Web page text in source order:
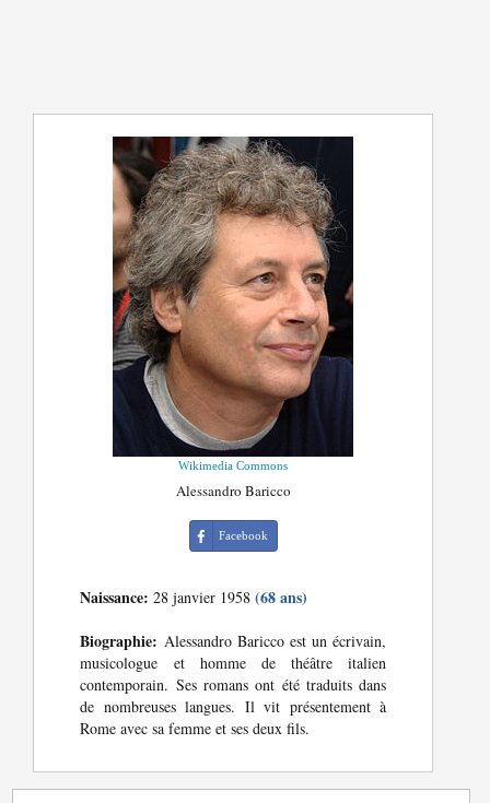
Wikimedia Commons
Alessandro Baricco
Facebook
Naissance: 28 janvier 1958(68 ans)
Biographie: Alessandro Baricco est un écrivain,
musicologue et homme de théâtre italien
contemporain. Ses romans ont été traduits dans
de nombreuses langues. Il vit présentement à
Rome avec sa femme et ses deux fils.